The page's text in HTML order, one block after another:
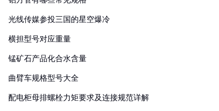
光线传媒参投三国的星空爆冷
横担型号对应重量
锰矿石产品化合水含量
曲臂车规格型号大全
配电柜母排螺栓力矩要求及连接规范详解